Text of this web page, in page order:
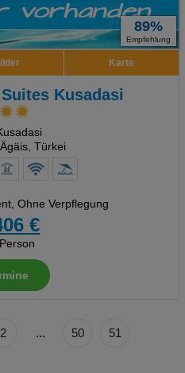
89%
Empfehlung
Karte
Kusadasi
Türkei
Ohne Verpflegung
€
2 ... 50 51